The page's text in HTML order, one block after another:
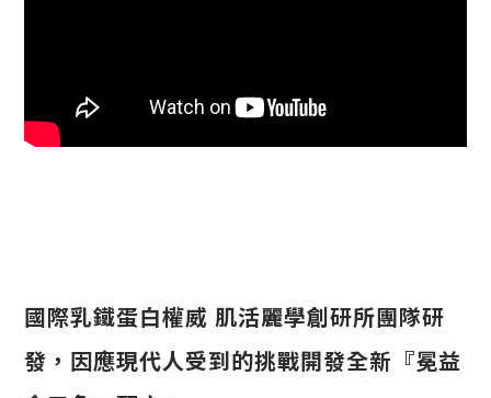
國際乳鐵蛋白權威 肌活麗學創研所團隊研
發，因應現代人受到的挑戰開發全新『冕益